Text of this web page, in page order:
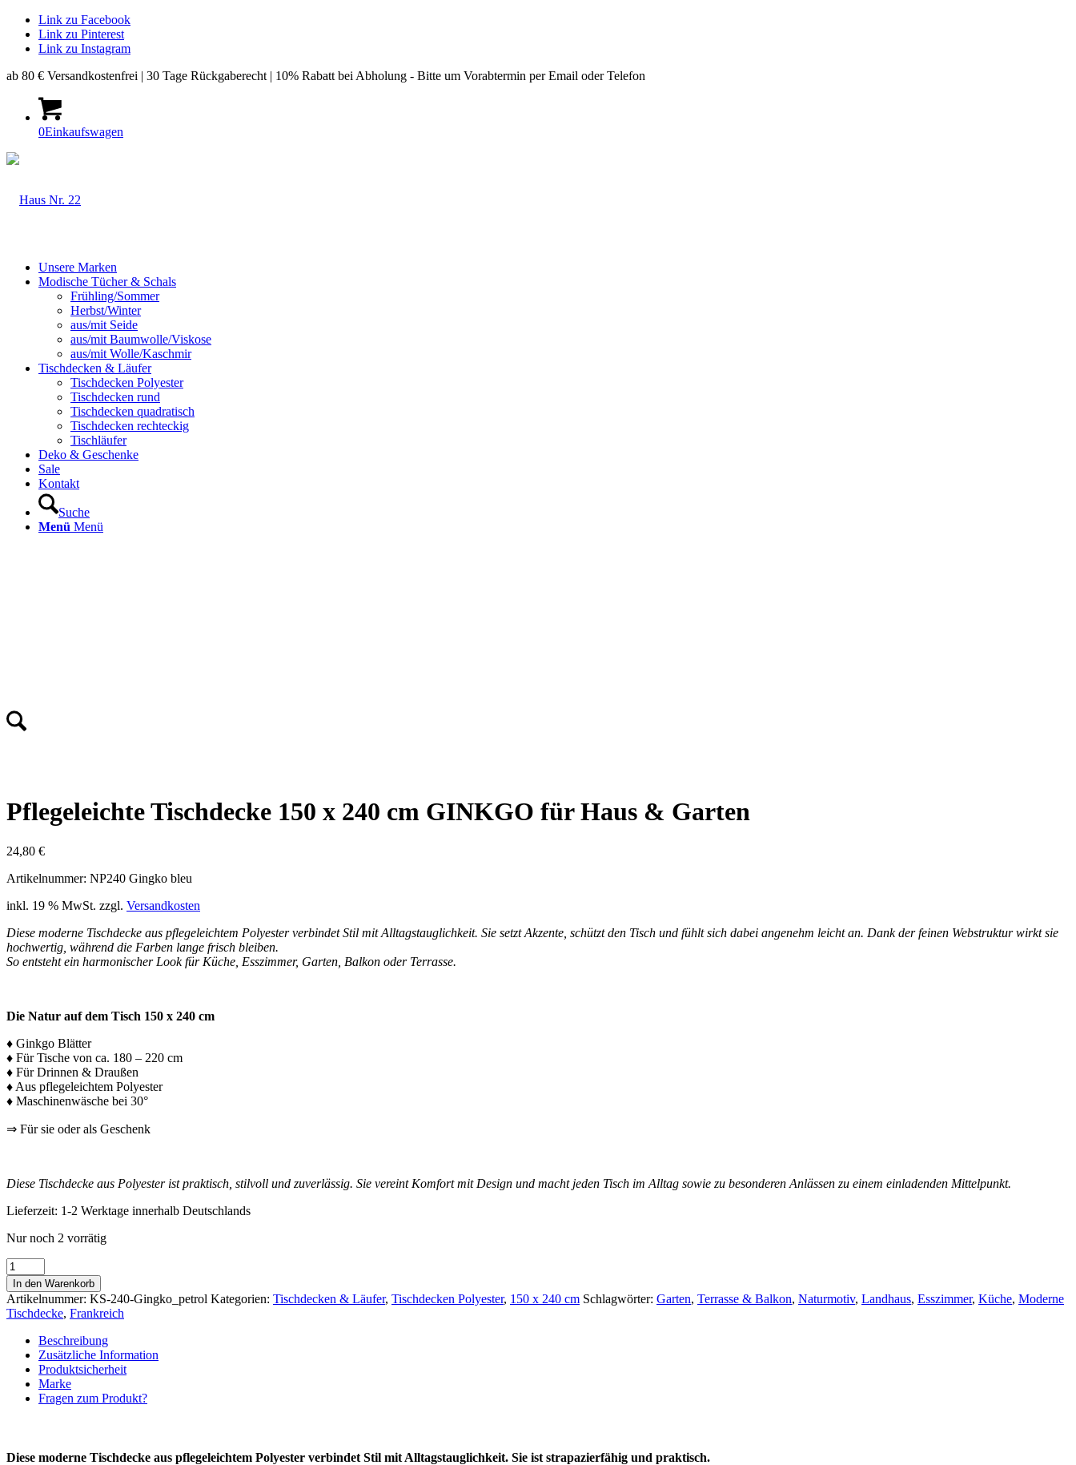
Link zu Facebook
Link zu Pinterest
Link zu Instagram
ab 80 € Versandkostenfrei | 30 Tage Rückgaberecht | 10% Rabatt bei Abholung - Bitte um Vorabtermin per Email oder Telefon
0Einkaufswagen
Unsere Marken
Modische Tücher & Schals
Frühling/Sommer
Herbst/Winter
aus/mit Seide
aus/mit Baumwolle/Viskose
aus/mit Wolle/Kaschmir
Tischdecken & Läufer
Tischdecken Polyester
Tischdecken rund
Tischdecken quadratisch
Tischdecken rechteckig
Tischläufer
Deko & Geschenke
Sale
Kontakt
Suche
Menü Menü
Pflegeleichte Tischdecke 150 x 240 cm GINKGO für Haus & Garten
24,80 €
Artikelnummer: NP240 Gingko bleu
inkl. 19 % MwSt. zzgl. Versandkosten
Diese moderne Tischdecke aus pflegeleichtem Polyester verbindet Stil mit Alltagstauglichkeit. Sie setzt Akzente, schützt den Tisch und fühlt sich dabei angenehm leicht an. Dank der feinen Webstruktur wirkt sie
hochwertig, während die Farben lange frisch bleiben.
So entsteht ein harmonischer Look für Küche, Esszimmer, Garten, Balkon oder Terrasse.
Die Natur auf dem Tisch 150 x 240 cm
♦ Ginkgo Blätter
♦ Für Tische von ca. 180 – 220 cm
♦ Für Drinnen & Draußen
♦ Aus pflegeleichtem Polyester
♦ Maschinenwäsche bei 30°
⇒ Für sie oder als Geschenk
Diese Tischdecke aus Polyester ist praktisch, stilvoll und zuverlässig. Sie vereint Komfort mit Design und macht jeden Tisch im Alltag sowie zu besonderen Anlässen zu einem einladenden Mittelpunkt.
Lieferzeit: 1-2 Werktage innerhalb Deutschlands
Nur noch 2 vorrätig
Pflegeleichte
Tischdecke
150
x
240
GINKGO
Haus
Garten
In den Warenkorb
Artikelnummer: KS-240-Gingko_petrol Kategorien: Tischdecken & Läufer, Tischdecken Polyester, 150 x 240 cm Schlagwörter: Garten, Terrasse & Balkon, Naturmotiv, Landhaus, Esszimmer, Küche, Moderne
Tischdecke, Frankreich
Beschreibung
Zusätzliche Information
Produktsicherheit
Marke
Fragen zum Produkt?
Diese moderne Tischdecke aus pflegeleichtem Polyester verbindet Stil mit Alltagstauglichkeit. Sie ist strapazierfähig und praktisch.